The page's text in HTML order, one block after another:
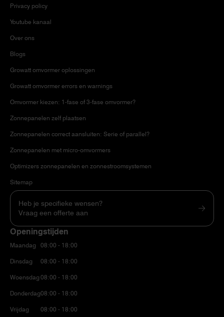
Privacy policy
Youtube kanaal
Over ons
Blogs
Growatt omvormer oplossingen
Growatt omvormer errors en warnings
Omvormer kiezen: 1-fase of 3-fase omvormer?
Zonnepanelen zelf plaatsen
Zonnepanelen correct aansluiten: Serie of parallel?
Zonnepanelen met micro-omvormers
Optimizers zonnepanelen en zonnestroomsystemen
Sitemap
Heb je specifieke wensen?
Vraag een offerte aan
Openingstijden
Maandag
Dinsdag
Woensdag
Donderdag
Vrijdag
08:00 - 18:00
08:00 - 18:00
08:00 - 18:00
08:00 - 18:00
08:00 - 18:00